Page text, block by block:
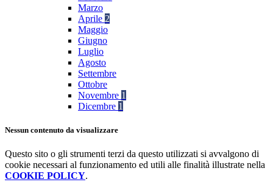
Marzo
Aprile 2
Maggio
Giugno
Luglio
Agosto
Settembre
Ottobre
Novembre 1
Dicembre 1
Nessun contenuto da visualizzare
Questo sito o gli strumenti terzi da questo utilizzati si avvalgono di
cookie necessari al funzionamento ed utili alle finalità illustrate nella
COOKIE POLICY.